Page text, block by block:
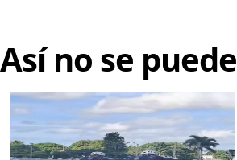
Así no se puede